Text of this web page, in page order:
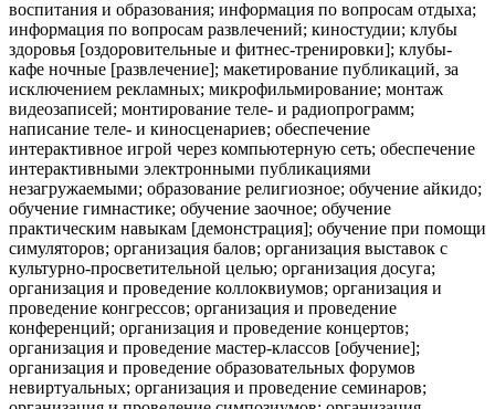
воспитания и образования; информация по вопросам отдыха;
информация по вопросам развлечений; киностудии; клубы
здоровья [оздоровительные и фитнес-тренировки]; клубы-
кафе ночные [развлечение]; макетирование публикаций, за
исключением рекламных; микрофильмирование; монтаж
видеозаписей; монтирование теле- и радиопрограмм;
написание теле- и киносценариев; обеспечение
интерактивное игрой через компьютерную сеть; обеспечение
интерактивными электронными публикациями
незагружаемыми; образование религиозное; обучение айкидо;
обучение гимнастике; обучение заочное; обучение
практическим навыкам [демонстрация]; обучение при помощи
симуляторов; организация балов; организация выставок с
культурно-просветительной целью; организация досуга;
организация и проведение коллоквиумов; организация и
проведение конгрессов; организация и проведение
конференций; организация и проведение концертов;
организация и проведение мастер-классов [обучение];
организация и проведение образовательных форумов
невиртуальных; организация и проведение семинаров;